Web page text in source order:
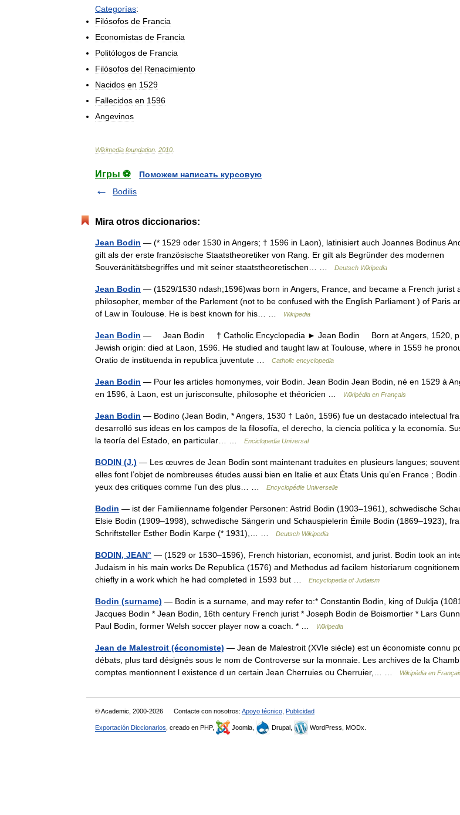
Categorías:
Filósofos de Francia
Economistas de Francia
Politólogos de Francia
Filósofos del Renacimiento
Nacidos en 1529
Fallecidos en 1596
Angevinos
Wikimedia foundation 2010
Игры ⚽
Поможем написать курсовую
Bodilis
Mira otros diccionarios:
Jean Bodin — (* 1529 oder 1530 in Angers; † 1596 in Laon), latinisiert auch Joannes Bodinus
gilt als der erste französische Staatstheoretiker von Rang. Er gilt als Begründer des modernen
Souveränitätsbegriffes und mit seiner staatstheoretischen… …
Deutsch Wikipedia
Jean Bodin — (1529/1530 ndash;1596)was born in Angers, France, and became a French jurist
philosopher, member of the Parlement (not to be confused with the English Parliament ) of Paris
of Law in Toulouse. He is best known for his… …
Wikipedia
Jean Bodin — Jean Bodin † Catholic Encyclopedia ► Jean Bodin Born at Angers, 1520,
Jewish origin: died at Laon, 1596. He studied and taught law at Toulouse, where in 1559 he
Oratio de instituenda in republica juventute …
Catholic encyclopedia
Jean Bodin — Pour les articles homonymes, voir Bodin. Jean Bodin Jean Bodin, né en 1529 à
en 1596, à Laon, est un jurisconsulte, philosophe et théoricien …
Wikipédia en Français
Jean Bodin — Bodino (Jean Bodin, * Angers, 1530 † Laón, 1596) fue un destacado intelectual
desarrolló sus ideas en los campos de la filosofía, el derecho, la ciencia política y la economía.
la teoría del Estado, en particular… …
Enciclopedia Universal
BODIN (J.) — Les œuvres de Jean Bodin sont maintenant traduites en plusieurs langues; souvent
elles font l’objet de nombreuses études aussi bien en Italie et aux États Unis qu’en France ;
yeux des critiques comme l’un des plus… …
Encyclopédie Universelle
Bodin — ist der Familienname folgender Personen: Astrid Bodin (1903–1961), schwedische
Elsie Bodin (1909–1998), schwedische Sängerin und Schauspielerin Émile Bodin (1869–1923),
Schriftsteller Esther Bodin Karpe (* 1931),… …
Deutsch Wikipedia
BODIN, JEAN° — (1529 or 1530–1596), French historian, economist, and jurist. Bodin took an
Judaism in his main works De Republica (1576) and Methodus ad facilem historiarum
chiefly in a work which he had completed in 1593 but …
Encyclopedia of Judaism
Bodin (surname) — Bodin is a surname, and may refer to:* Constantin Bodin, king of Duklja
Jacques Bodin * Jean Bodin, 16th century French jurist * Joseph Bodin de Boismortier * Lars
Paul Bodin, former Welsh soccer player now a coach. * …
Wikipedia
Jean de Malestroit (économiste) — Jean de Malestroit (XVIe siècle) est un économiste connu
débats, plus tard désignés sous le nom de Controverse sur la monnaie. Les archives de la
comptes mentionnent l existence d un certain Jean Cherruies ou Cherruier,… …
Wikipédia en
© Academic, 2000-2026 Contacte con nosotros: Apoyo técnico Publicidad
Exportación Diccionarios , creado en PHP, Joomla, Drupal, WordPress, MODx.